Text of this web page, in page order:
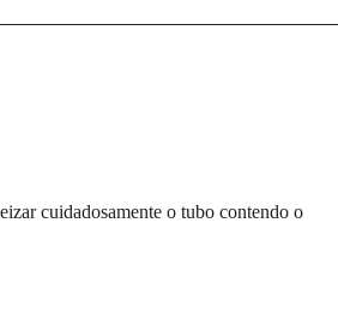
cuidadosamente o tubo contendo o